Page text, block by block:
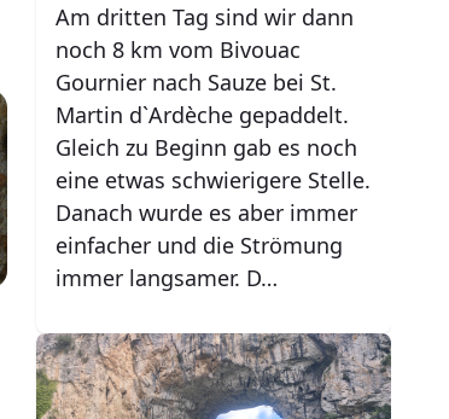
Am dritten Tag sind wir dann
noch 8 km vom Bivouac
Gournier nach Sauze bei St.
Martin d`Ardèche gepaddelt.
Gleich zu Beginn gab es noch
eine etwas schwierigere Stelle.
Danach wurde es aber immer
einfacher und die Strömung
immer langsamer. D…